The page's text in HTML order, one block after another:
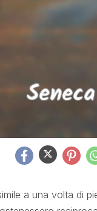
a una volta di